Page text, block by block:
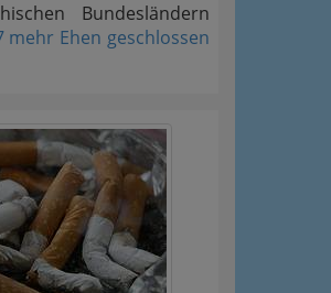
Bundesländern
mehr Ehen geschlossen